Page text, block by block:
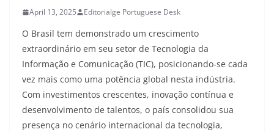
April 13, 2025 Editorialge Portuguese Desk
O Brasil tem demonstrado um crescimento
extraordinário em seu setor de Tecnologia da
Informação e Comunicação (TIC), posicionando-se cada
vez mais como uma potência global nesta indústria.
Com investimentos crescentes, inovação contínua e
desenvolvimento de talentos, o país consolidou sua
presença no cenário internacional da tecnologia,